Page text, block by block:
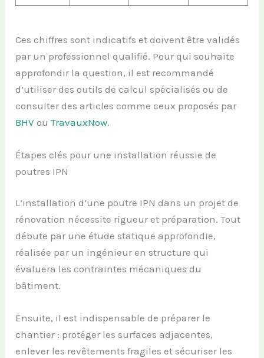
Ces chiffres sont indicatifs et doivent être validés
par un professionnel qualifié. Pour qui souhaite
approfondir la question, il est recommandé
d’utiliser des outils de calcul spécialisés ou de
consulter des articles comme ceux proposés par
BHV ouTravauxNow.
Étapes clés pour une installation réussie de
poutres IPN
L’installation d’une poutre IPN dans un projet de
rénovation nécessite rigueur et préparation. Tout
débute par une étude statique approfondie,
réalisée par un ingénieur en structure qui
évaluera les contraintes mécaniques du
bâtiment.
Ensuite, il est indispensable de préparer le
chantier : protéger les surfaces adjacentes,
enlever les revêtements fragiles et sécuriser les